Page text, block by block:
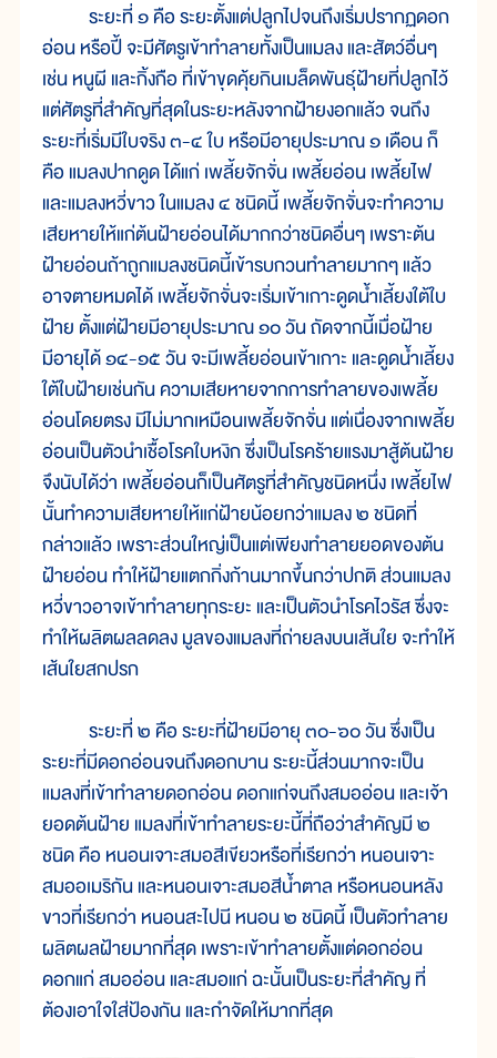
ระยะที่ ๑ คือ ระยะตั้งแต่ปลูกไปจนถึงเริ่มปรากฏดอก
อ่อน หรือปี้ จะมีศัตรูเข้าทำลายทั้งเป็นแมลง และสัตว์อื่นๆ
เช่น หนูผี และกิ้งกือ ที่เข้าขุดคุ้ยกินเมล็ดพันธุ์ฝ้ายที่ปลูกไว้
แต่ศัตรูที่สำคัญที่สุดในระยะหลังจากฝ้ายงอกแล้ว จนถึง
ระยะที่เริ่มมีใบจริง ๓-๔ ใบ หรือมีอายุประมาณ ๑ เดือน ก็
คือ แมลงปากดูด ได้แก่ เพลี้ยจักจั่น เพลี้ยอ่อน เพลี้ยไฟ
และแมลงหวี่ขาว ในแมลง ๔ ชนิดนี้ เพลี้ยจักจั่นจะทำความ
เสียหายให้แก่ต้นฝ้ายอ่อนได้มากกว่าชนิดอื่นๆ เพราะต้น
ฝ้ายอ่อนถ้าถูกแมลงชนิดนี้เข้ารบกวนทำลายมากๆ แล้ว
อาจตายหมดได้ เพลี้ยจักจั่นจะเริ่มเข้าเกาะดูดน้ำเลี้ยงใต้ใบ
ฝ้าย ตั้งแต่ฝ้ายมีอายุประมาณ ๑๐ วัน ถัดจากนี้เมื่อฝ้าย
มีอายุได้ ๑๔-๑๕ วัน จะมีเพลี้ยอ่อนเข้าเกาะ และดูดน้ำเลี้ยง
ใต้ใบฝ้ายเช่นกัน ความเสียหายจากการทำลายของเพลี้ย
อ่อนโดยตรง มีไม่มากเหมือนเพลี้ยจักจั่น แต่เนื่องจากเพลี้ย
อ่อนเป็นตัวนำเชื้อโรคใบหงิก ซึ่งเป็นโรคร้ายแรงมาสู้ต้นฝ้าย
จึงนับได้ว่า เพลี้ยอ่อนก็เป็นศัตรูที่สำคัญชนิดหนึ่ง เพลี้ยไฟ
นั้นทำความเสียหายให้แก่ฝ้ายน้อยกว่าแมลง ๒ ชนิดที่
กล่าวแล้ว เพราะส่วนใหญ่เป็นแต่เพียงทำลายยอดของต้น
ฝ้ายอ่อน ทำให้ฝ้ายแตกกิ่งก้านมากขึ้นกว่าปกติ ส่วนแมลง
หวี่ขาวอาจเข้าทำลายทุกระยะ และเป็นตัวนำโรคไวรัส ซึ่งจะ
ทำให้ผลิตผลลดลง มูลของแมลงที่ถ่ายลงบนเส้นใย จะทำให้
เส้นใยสกปรก
ระยะที่ ๒ คือ ระยะที่ฝ้ายมีอายุ ๓๐-๖๐ วัน ซึ่งเป็น
ระยะที่มีดอกอ่อนจนถึงดอกบาน ระยะนี้ส่วนมากจะเป็น
แมลงที่เข้าทำลายดอกอ่อน ดอกแก่จนถึงสมออ่อน และเจ้า
ยอดต้นฝ้าย แมลงที่เข้าทำลายระยะนี้ที่ถือว่าสำคัญมี ๒
ชนิด คือ หนอนเจาะสมอสีเขียวหรือที่เรียกว่า หนอนเจาะ
สมออเมริกัน และหนอนเจาะสมอสีน้ำตาล หรือหนอนหลัง
ขาวที่เรียกว่า หนอนสะไปนี หนอน ๒ ชนิดนี้ เป็นตัวทำลาย
ผลิตผลฝ้ายมากที่สุด เพราะเข้าทำลายตั้งแต่ดอกอ่อน
ดอกแก่ สมออ่อน และสมอแก่ ฉะนั้นเป็นระยะที่สำคัญ ที่
ต้องเอาใจใส่ป้องกัน และกำจัดให้มากที่สุด